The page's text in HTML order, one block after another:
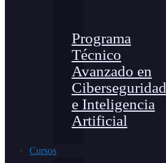
Programa
Técnico
Avanzado en
Ciberseguridad
e Inteligencia
Artificial
Cursos